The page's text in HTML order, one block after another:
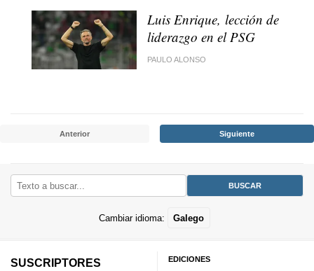
Luis Enrique, lección de
liderazgo en el PSG
PAULO ALONSO
Anterior Siguiente
Cambiar idioma: Galego
SUSCRIPTORES
EDICIONES